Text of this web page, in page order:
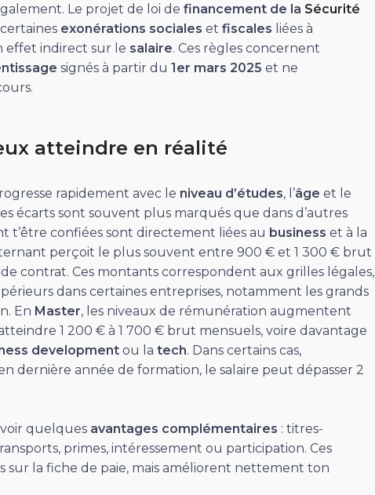
Le projet de loi de financement de la Sécurité
exonérations sociales et fiscales liées à
effet indirect sur le salaire. Ces règles concernent
signés à partir du 1er mars 2025 et ne
atteindre en réalité
rapidement avec le niveau d’études, l’âge et le
écarts sont souvent plus marqués que dans d’autres
t’être confiées sont directement liées au business et à la
perçoit le plus souvent entre 900 € et 1 300 € brut
de contrat. Ces montants correspondent aux grilles légales,
dans certaines entreprises, notamment les grands
En Master, les niveaux de rémunération augmentent
1 200 € à 1 700 € brut mensuels, voire davantage
development ou la tech. Dans certains cas,
dernière année de formation, le salaire peut dépasser 2
quelques avantages complémentaires : titres-
primes, intéressement ou participation. Ces
la fiche de paie, mais améliorent nettement ton